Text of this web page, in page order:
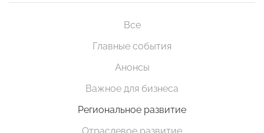
Все
Главные события
Анонсы
Важное для бизнеса
Региональное развитие